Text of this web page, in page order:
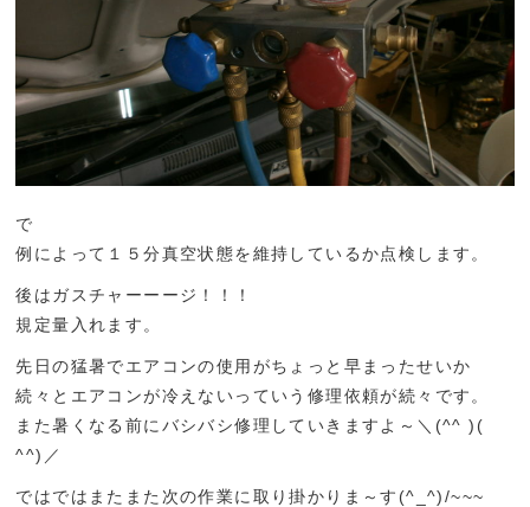
で
例によって１５分真空状態を維持しているか点検します。
後はガスチャーーージ！！！
規定量入れます。
先日の猛暑でエアコンの使用がちょっと早まったせいか
続々とエアコンが冷えないっていう修理依頼が続々です。
また暑くなる前にバシバシ修理していきますよ～＼(^^ )(
^^)／
ではではまたまた次の作業に取り掛かりま～す(^_^)/~~~